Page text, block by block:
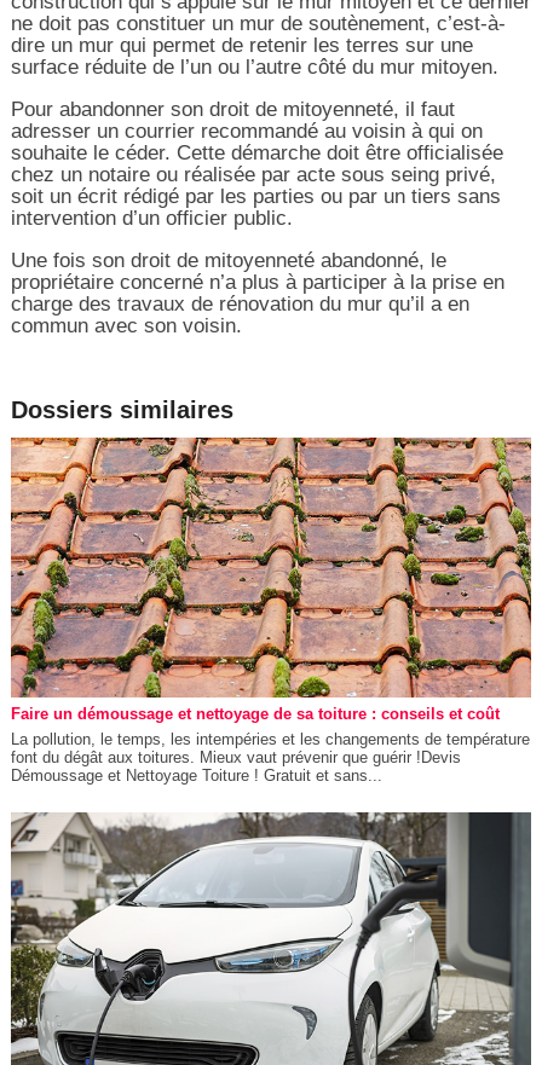
ne doit pas constituer un mur de soutènement, c’est-à-
dire un mur qui permet de retenir les terres sur une
surface réduite de l’un ou l’autre côté du mur mitoyen.
Pour abandonner son droit de mitoyenneté, il faut
adresser un courrier recommandé au voisin à qui on
souhaite le céder. Cette démarche doit être officialisée
chez un notaire ou réalisée par acte sous seing privé,
soit un écrit rédigé par les parties ou par un tiers sans
intervention d’un officier public.
Une fois son droit de mitoyenneté abandonné, le
propriétaire concerné n’a plus à participer à la prise en
charge des travaux de rénovation du mur qu’il a en
commun avec son voisin.
Dossiers similaires
Faire un démoussage et nettoyage de sa toiture : conseils et coût
La pollution, le temps, les intempéries et les changements de température
font du dégât aux toitures. Mieux vaut prévenir que guérir !Devis
Démoussage et Nettoyage Toiture ! Gratuit et sans...